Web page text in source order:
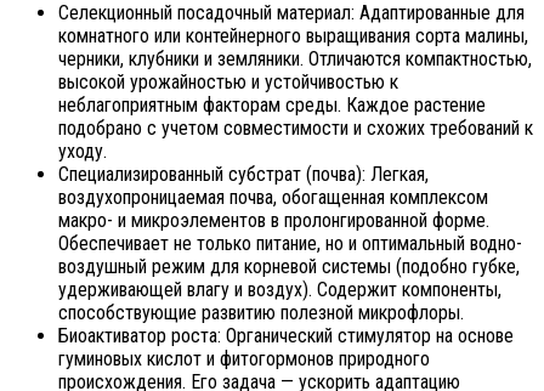
Селекционный посадочный материал: Адаптированные для
комнатного или контейнерного выращивания сорта малины,
черники, клубники и земляники. Отличаются компактностью,
высокой урожайностью и устойчивостью к
неблагоприятным факторам среды. Каждое растение
подобрано с учетом совместимости и схожих требований к
уходу.
Специализированный субстрат (почва): Легкая,
воздухопроницаемая почва, обогащенная комплексом
макро- и микроэлементов в пролонгированной форме.
Обеспечивает не только питание, но и оптимальный водно-
воздушный режим для корневой системы (подобно губке,
удерживающей влагу и воздух). Содержит компоненты,
способствующие развитию полезной микрофлоры.
Биоактиватор роста: Органический стимулятор на основе
гуминовых кислот и фитогормонов природного
происхождения. Его задача — ускорить адаптацию